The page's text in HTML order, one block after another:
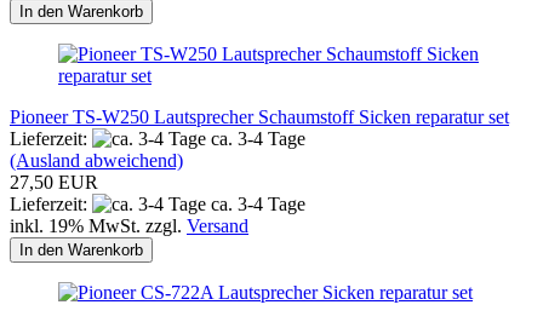
In den Warenkorb
Pioneer TS-W250 Lautsprecher Schaumstoff Sicken reparatur set
Lieferzeit:
ca. 3-4 Tage
(Ausland abweichend)
27,50 EUR
Lieferzeit:
ca. 3-4 Tage
inkl. 19% MwSt. zzgl. Versand
In den Warenkorb